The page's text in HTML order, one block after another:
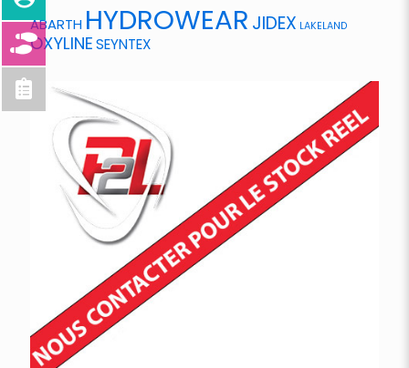
ABARTH HYDROWEAR JIDEX LAKELAND
OXYLINESEYNTEX